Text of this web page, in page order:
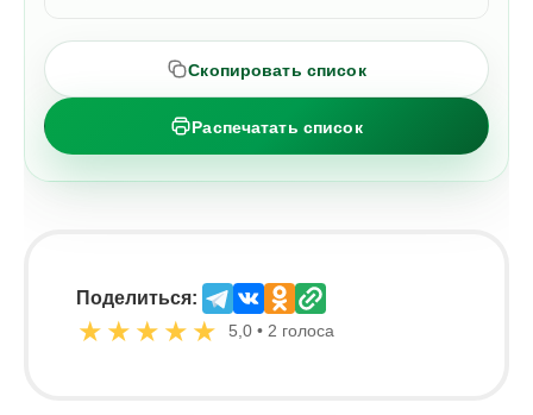
Скопировать список
Распечатать список
Поделиться:
★ ★ ★ ★ ★ 5,0 • 2 голоса